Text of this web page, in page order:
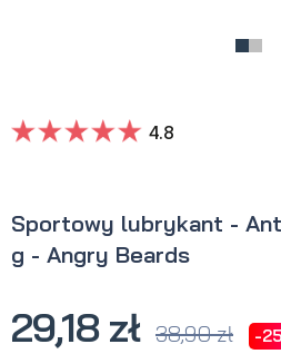
Sportowy lubrykant -
g - Angry Beards
4.8
29,18 zł 38,90 zł -